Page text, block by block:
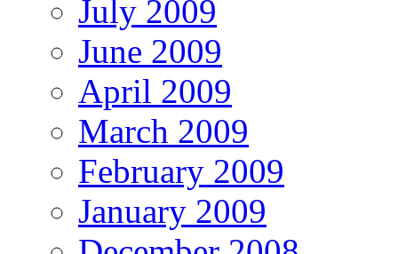
July 2009
June 2009
April 2009
March 2009
February 2009
January 2009